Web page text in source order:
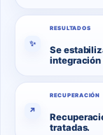
✨
RESULTADOS
Se
integración
↗
RECUPERACIÓN
tratadas.